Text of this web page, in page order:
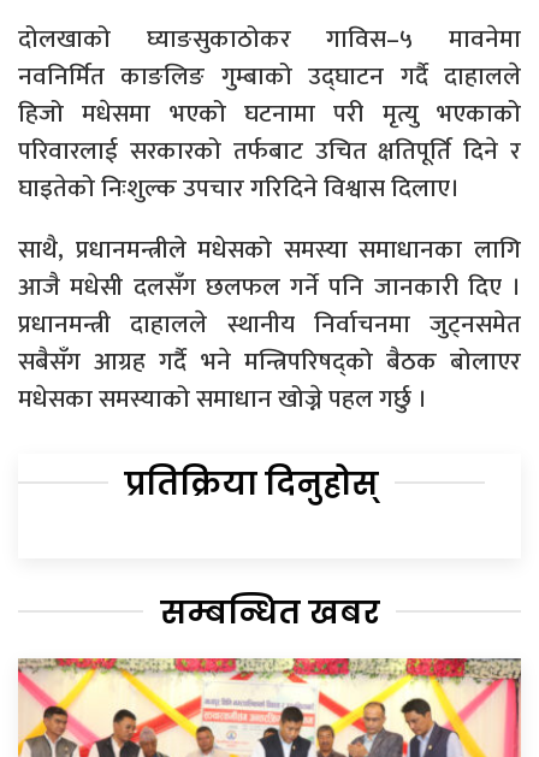
दोलखाको घ्याङसुकाठोकर गाविस–५ मावनेमा
नवनिर्मित काङलिङ गुम्बाको उद्घाटन गर्दै दाहालले
हिजो मधेसमा भएको घटनामा परी मृत्यु भएकाको
परिवारलाई सरकारको तर्फबाट उचित क्षतिपूर्ति दिने र
घाइतेको निःशुल्क उपचार गरिदिने विश्वास दिलाए।
साथै, प्रधानमन्त्रीले मधेसको समस्या समाधानका लागि
आजै मधेसी दलसँग छलफल गर्ने पनि जानकारी दिए ।
प्रधानमन्त्री दाहालले स्थानीय निर्वाचनमा जुट्नसमेत
सबैसँग आग्रह गर्दै भने मन्त्रिपरिषद्को बैठक बोलाएर
मधेसका समस्याको समाधान खोज्ने पहल गर्छु ।
प्रतिक्रिया दिनुहोस्
सम्बन्धित खबर